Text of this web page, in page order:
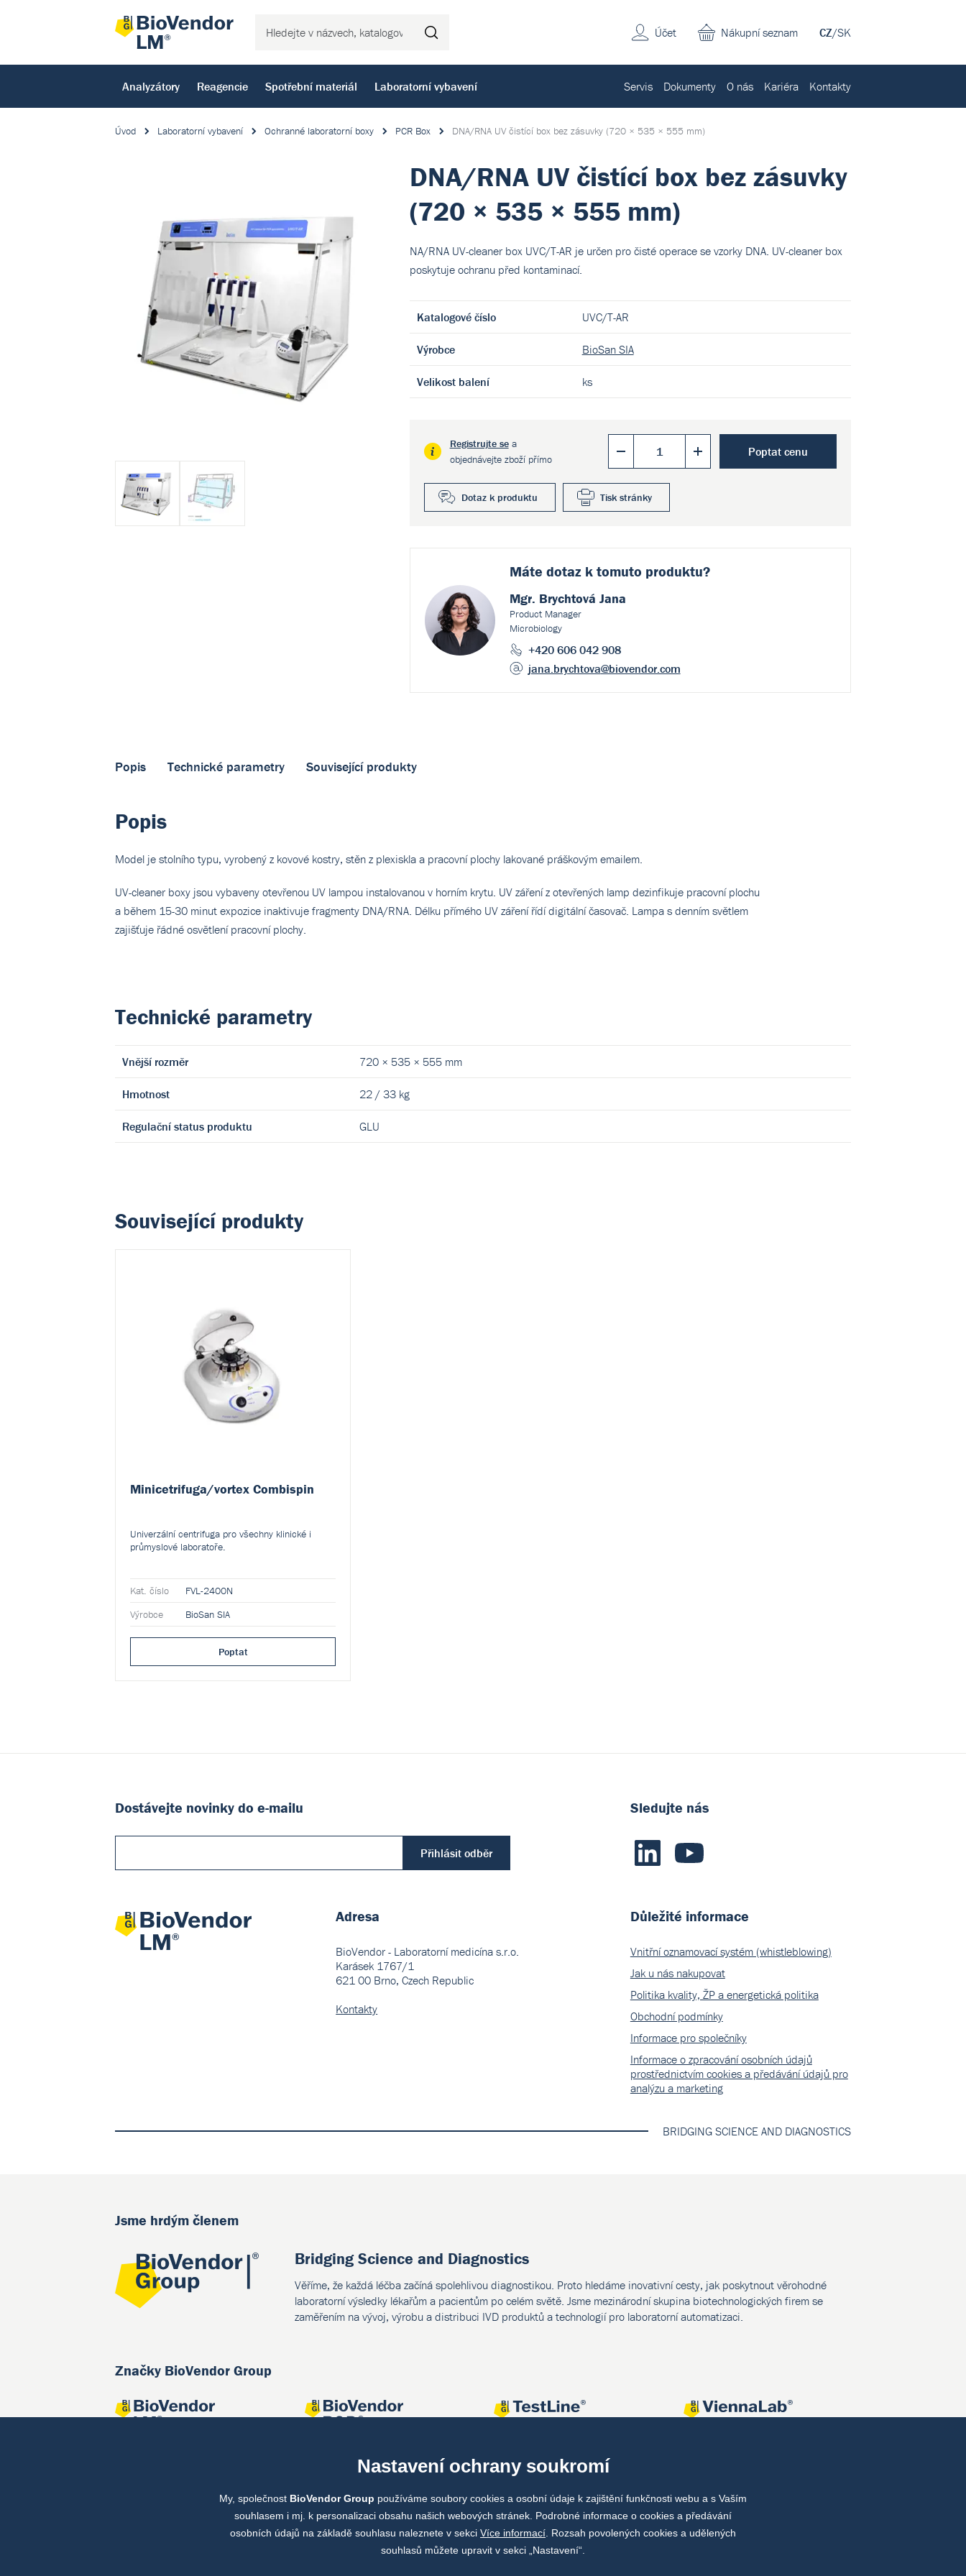
CZ/SK
Nákupní seznam
Účet
Analyzátory Reagencie Spotřební materiál Laboratorní vybavení Servis Dokumenty O nás Kariéra Kontakty
Úvod Laboratorní vybavení Ochranné laboratorní boxy PCR Box DNA/RNA UV čistící box bez zásuvky (720 × 535 × 555 mm)
DNA/RNA UV čistící box bez zásuvky
(720 × 535 × 555 mm)
NA/RNA UV-cleaner box UVC/T-AR je určen pro čisté operace se vzorky DNA. UV-cleaner box
poskytuje ochranu před kontaminací.
Katalogové číslo UVC/T-AR
Výrobce BioSan SIA
Velikost balení ks
Poptat cenu
Registrujte sea
objednávejte zboží přímo
Dotaz k produktu Tisk stránky
Máte dotaz k tomuto produktu?
Mgr. Brychtová Jana
Product Manager
Microbiology
+420 606 042 908
jana.brychtova@biovendor.com
Popis Technické parametry Související produkty
Popis
Model je stolního typu, vyrobený z kovové kostry, stěn z plexiskla a pracovní plochy lakované práškovým emailem.
UV-cleaner boxy jsou vybaveny otevřenou UV lampou instalovanou v horním krytu. UV záření z otevřených lamp dezinfikuje pracovní plochu
a během 15-30 minut expozice inaktivuje fragmenty DNA/RNA. Délku přímého UV záření řídí digitální časovač. Lampa s denním světlem
zajišťuje řádné osvětlení pracovní plochy.
Technické parametry
Vnější rozměr 720 × 535 × 555 mm
Hmotnost 22 / 33 kg
Regulační status produktu GLU
Související produkty
Minicetrifuga/vortex Combispin
Univerzální centrifuga pro všechny klinické i
průmyslové laboratoře.
Kat. číslo
FVL-2400N
Výrobce
BioSan SIA
Poptat
Dostávejte novinky do e-mailu
Přihlásit odběr
Adresa
BioVendor - Laboratorní medicína s.r.o.
Karásek 1767/1
621 00 Brno, Czech Republic
Kontakty
Sledujte nás
Důležité informace
Vnitřní oznamovací systém (whistleblowing)
Jak u nás nakupovat
Politika kvality, ŽP a energetická politika
Obchodní podmínky
Informace pro společníky
Informace o zpracování osobních údajů
prostřednictvím cookies a předávání údajů pro
analýzu a marketing
BRIDGING SCIENCE AND DIAGNOSTICS
Jsme hrdým členem
Bridging Science and Diagnostics
Věříme, že každá léčba začíná spolehlivou diagnostikou. Proto hledáme inovativní cesty, jak poskytnout věrohodné
laboratorní výsledky lékařům a pacientům po celém světě. Jsme mezinárodní skupina biotechnologických firem se
zaměřením na vývoj, výrobu a distribuci IVD produktů a technologií pro laboratorní automatizaci.
Značky BioVendor Group
Společné projekty
Nastavení ochrany soukromí
My, společnost BioVendor Group používáme soubory cookies a osobní údaje k zajištění funkčnosti webu a s Vaším
souhlasem i mj. k personalizaci obsahu našich webových stránek. Podrobné informace o cookies a předávání
osobních údajů na základě souhlasu naleznete v sekci Více informací . Rozsah povolených cookies a udělených
souhlasů můžete upravit v sekci „Nastavení“.